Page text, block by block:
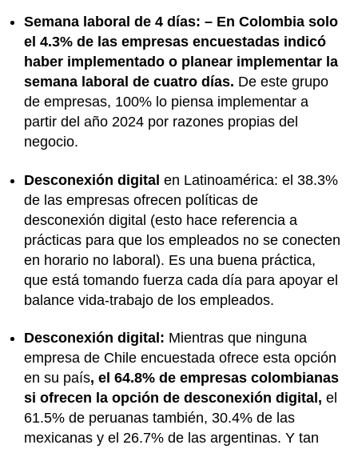
Semana laboral de 4 días: – En Colombia solo
el 4.3% de las empresas encuestadas indicó
haber implementado o planear implementar la
semana laboral de cuatro días. De este grupo
de empresas, 100% lo piensa implementar a
partir del año 2024 por razones propias del
negocio.
Desconexión digital en Latinoamérica: el 38.3%
de las empresas ofrecen políticas de
desconexión digital (esto hace referencia a
prácticas para que los empleados no se conecten
en horario no laboral). Es una buena práctica,
que está tomando fuerza cada día para apoyar el
balance vida-trabajo de los empleados.
Desconexión digital: Mientras que ninguna
empresa de Chile encuestada ofrece esta opción
en su país, el 64.8% de empresas colombianas
si ofrecen la opción de desconexión digital, el
61.5% de peruanas también, 30.4% de las
mexicanas y el 26.7% de las argentinas. Y tan